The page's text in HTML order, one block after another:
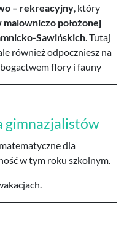
– rekreacyjny, który
malowniczo położonej
Sawińskich. Tutaj
również odpoczniesz na
flory i fauny
gimnazjalistów
dla
w tym roku szkolnym.